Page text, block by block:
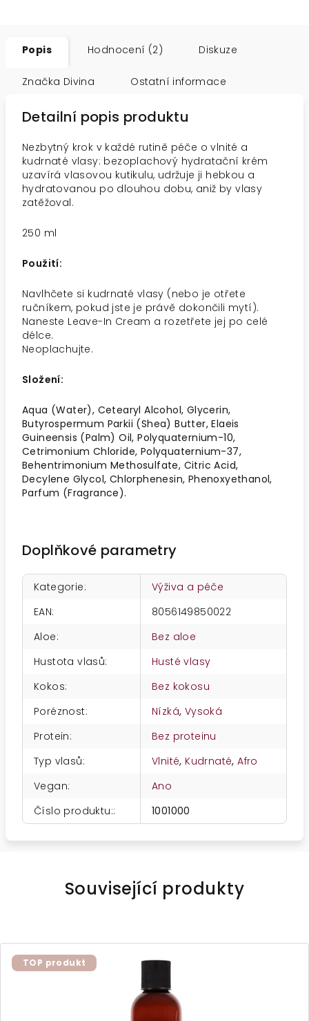
Popis Hodnocení (2) Diskuze
Značka Divina Ostatní informace
Detailní popis produktu
Nezbytný krok v každé rutině péče o vlnité a
kudrnaté vlasy: bezoplachový hydratační krém
uzavírá vlasovou kutikulu, udržuje ji hebkou a
hydratovanou po dlouhou dobu, aniž by vlasy
zatěžoval.
250 ml
Použití:
Navlhčete si kudrnaté vlasy (nebo je otřete
ručníkem, pokud jste je právě dokončili mytí).
Naneste Leave-In Cream a rozetřete jej po celé
délce.
Neoplachujte.
Složení:
Aqua (Water), Cetearyl Alcohol, Glycerin,
Butyrospermum Parkii (Shea) Butter, Elaeis
Guineensis (Palm) Oil, Polyquaternium-10,
Cetrimonium Chloride, Polyquaternium-37,
Behentrimonium Methosulfate, Citric Acid,
Decylene Glycol, Chlorphenesin, Phenoxyethanol,
Parfum (Fragrance).
Doplňkové parametry
Kategorie:
Výživa a péče
EAN:
8056149850022
Aloe:
Bez aloe
Hustota vlasů:
Husté vlasy
Kokos:
Bez kokosu
Poréznost: Nízká, Vysoká
Protein:
Bez proteinu
Typ vlasů: Vlnité, Kudrnaté,Afro
Vegan:
Ano
Číslo produktu:: 1001000
Související produkty
TOP produkt